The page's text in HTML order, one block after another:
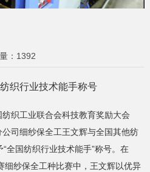
： 1392
织行业技术能手称号
织工业联合会科技教育奖励大会
司细纱保全工王文辉与全国其他纺
全国纺织行业技术能手”称号。在
细纱保全工种比赛中，王文辉以优异